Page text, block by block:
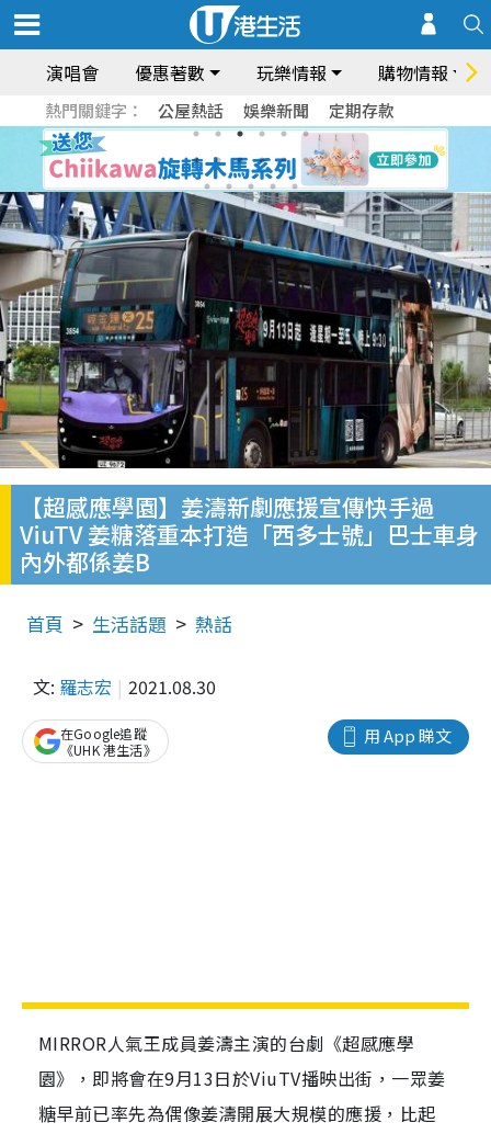
演唱會 優惠著數 玩樂情報 購物情報
熱門關鍵字： 公屋熱話 娛樂新聞 定期存款
【超感應學園】姜濤新劇應援宣傳快手過
ViuTV 姜糖落重本打造「西多士號」巴士車身
內外都係姜B
首頁 生活話題 熱話
文: 羅志宏 2021.08.30
用 App 睇文
在Google追蹤
《UHK 港生活》
MIRROR人氣王成員姜濤主演的台劇《超感應學
園》，即將會在9月13日於ViuTV播映出街，一眾姜
糖早前已率先為偶像姜濤開展大規模的應援，比起